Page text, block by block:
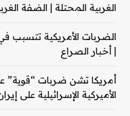
الغربية المحتلة | الضفة
الضربات الأمريكية تتسبب
| أخبار الصراع
أمريكا تشن ضربات “قوية”
الأميركية الإسرائيلية على